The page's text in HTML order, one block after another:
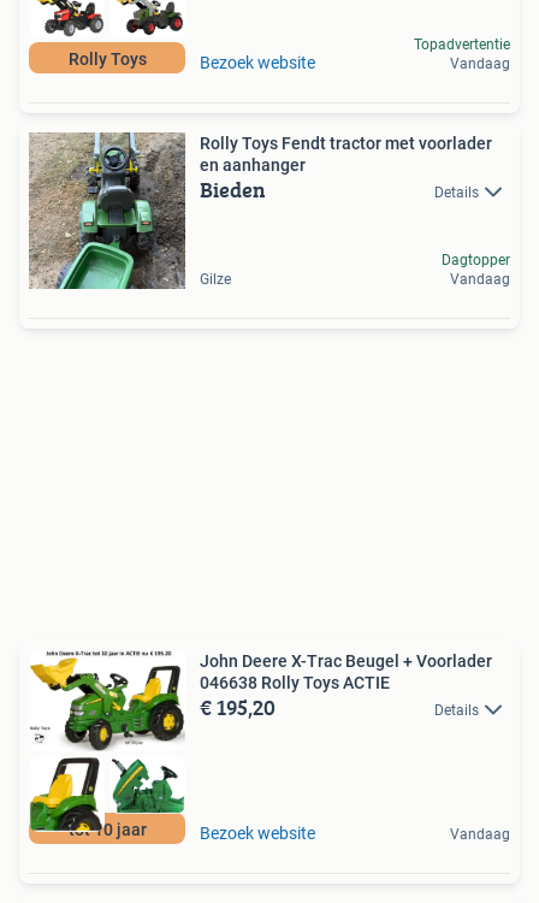
Rolly Toys Bezoek website
Topadvertentie
Vandaag
Rolly Toys Fendt tractor met voorlader
en aanhanger
Bieden Details
Gilze
Dagtopper
Vandaag
tot 10 jaar
John Deere X-Trac Beugel + Voorlader
046638 Rolly Toys ACTIE
€ 195,20 Details
Bezoek website Vandaag